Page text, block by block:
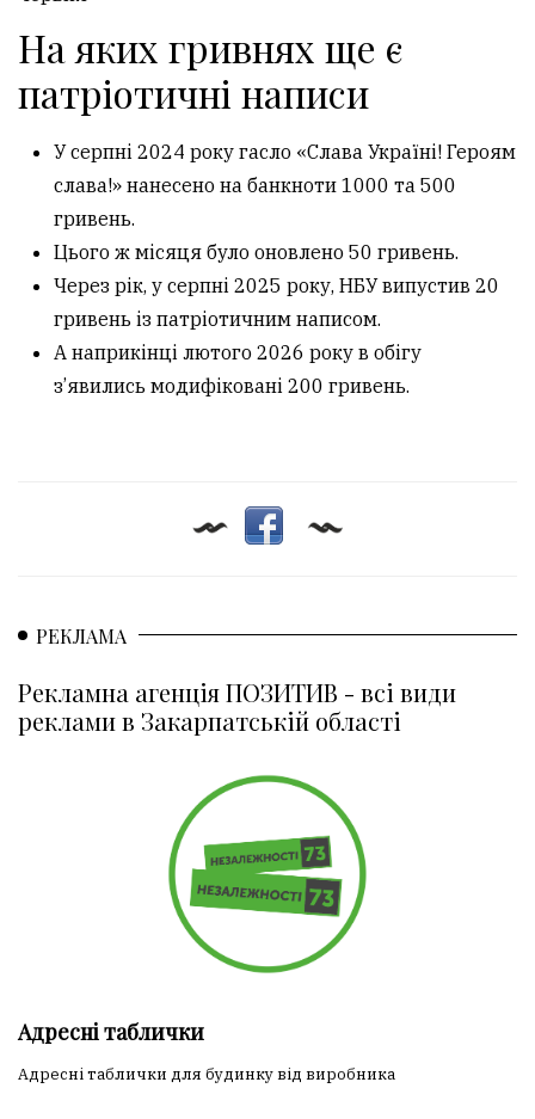
На яких гривнях ще є
патріотичні написи
У серпні 2024 року гасло «Слава Україні! Героям
слава!» нанесено на банкноти 1000 та 500
гривень.
Цього ж місяця було оновлено 50 гривень.
Через рік, у серпні 2025 року, НБУ випустив 20
гривень із патріотичним написом.
А наприкінці лютого 2026 року в обігу
з’явились модифіковані 200 гривень.
РЕКЛАМА
Рекламна агенція ПОЗИТИВ - всі види
реклами в Закарпатській області
Адресні таблички
Адресні таблички для будинку від виробника